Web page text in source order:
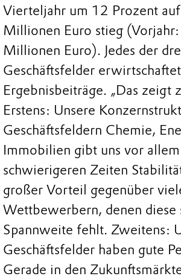
Vierteljahr um 12 Prozent
Millionen Euro stieg
Millionen Euro). Jedes der
Geschäftsfelder
Ergebnisbeiträge. „Das zeigt
Erstens: Unsere
Geschäftsfeldern Chemie,
Immobilien gibt uns vor
schwierigeren Zeiten
großer Vorteil gegenüber
Wettbewerbern, denen diese
Spannweite fehlt. Zweitens:
Geschäftsfelder haben gute
Gerade in den